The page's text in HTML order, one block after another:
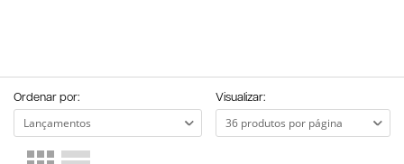
Ordenar por: Visualizar: